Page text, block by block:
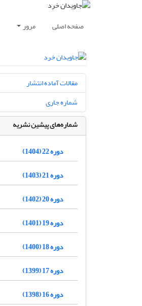
صفحه اصلی مرور
مقالات آماده انتشار
شماره جاری
شماره‌های پیشین نشریه
دوره 22 (1404)
دوره 21 (1403)
دوره 20 (1402)
دوره 19 (1401)
دوره 18 (1400)
دوره 17 (1399)
دوره 16 (1398)